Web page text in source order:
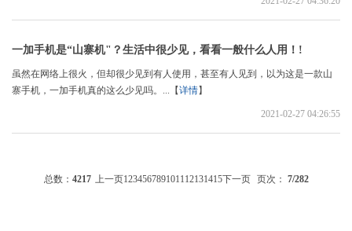
一加手机是“山寨机"？生活中很少见，看看一般什么人用！!
虽然在网络上很火，但却很少见到有人使用，甚至有人见到，以为这是一款山
寨手机，一加手机真的这么少见吗。...【详情】
2021-02-27 04:26:55
总数： 4217 上一页123456789101112131415下一页 页次： 7/282